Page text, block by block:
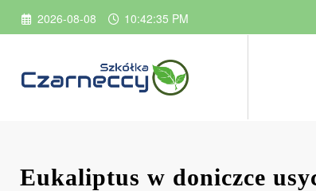
Przejdź 2026-08-08 10:42:37 PM
Eukaliptus w doniczce